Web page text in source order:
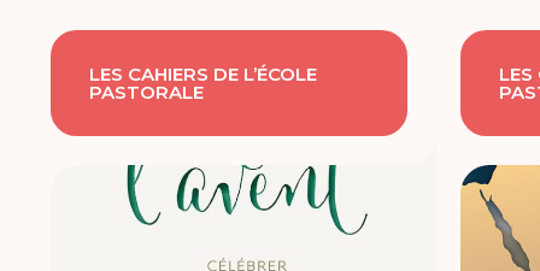
LES CAHIERS DE L’ÉCOLE
PASTORALE
LES